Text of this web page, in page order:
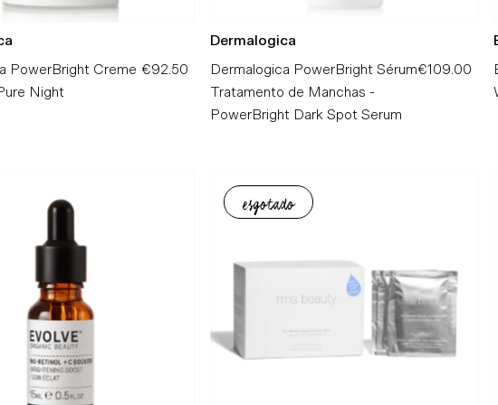
PowerBright Creme
Night
Preço
Normal
€92.50
Dermalogica
Dermalogica PowerBright Sérum
Tratamento de Manchas -
PowerBright Dark Spot Serum
Preço
Normal
€109.00
esgotado